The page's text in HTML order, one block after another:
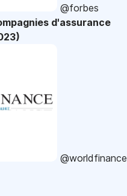
@forbes
d'assurance
@worldfinance